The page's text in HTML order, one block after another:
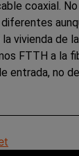
coaxial.
vivienda de
FTTH a la
entrada, no